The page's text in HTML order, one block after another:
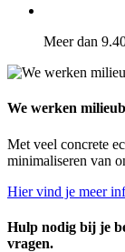
Meer dan
We werken
Met veel concrete
minimaliseren van
Hier vind je meer
Hulp nodig bij je
vragen.